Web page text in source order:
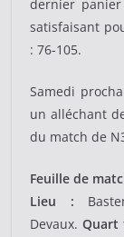
dernier panier
satisfaisant
: 76-105.
Samedi
un alléchant
du match de
Feuille de
Lieu :
Devaux.Quart